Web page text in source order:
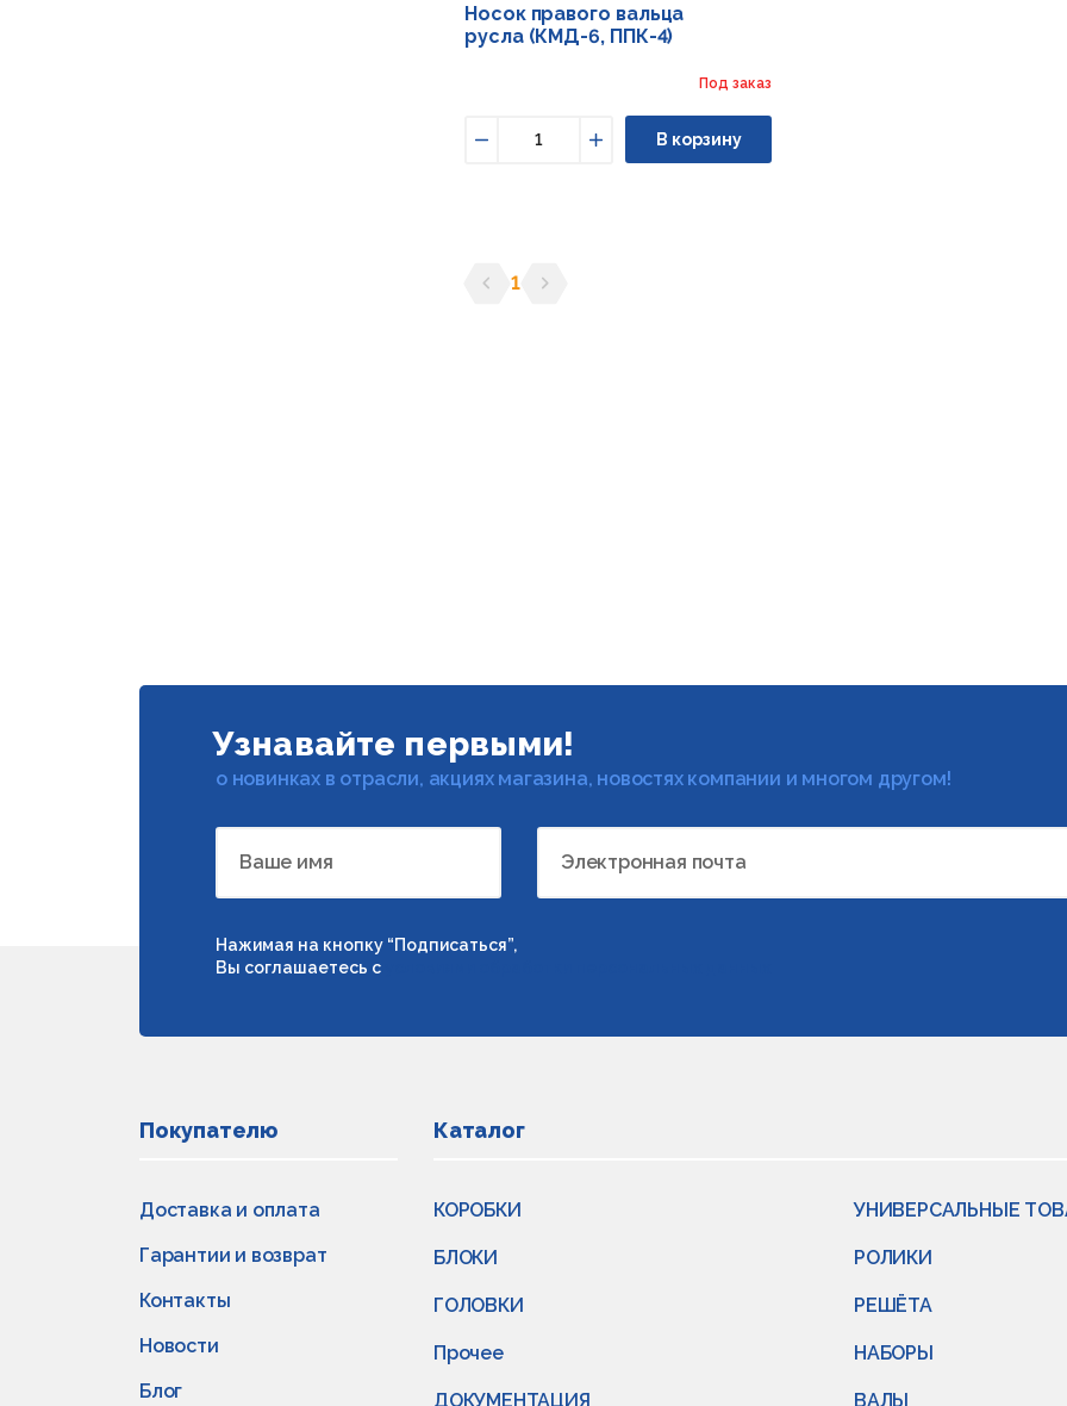
Носок правого вальца
русла (КМД-6, ППК-4)
Под заказ
Увеличить
В корзину
1
Узнавайте первыми!
о новинках в отрасли, акциях магазина, новостях компании и многом другом!
Ваше имя Электронная почта
Нажимая на кнопку “Подписаться”,
Вы соглашаетесь с
Покупателю
Доставка и оплата
Гарантии и возврат
Контакты
Новости
Блог
Каталог
КОРОБКИ
БЛОКИ
ГОЛОВКИ
Прочее
ДОКУМЕНТАЦИЯ
УНИВЕРСАЛЬНЫЕ
РОЛИКИ
РЕШЁТА
НАБОРЫ
ВАЛЫ